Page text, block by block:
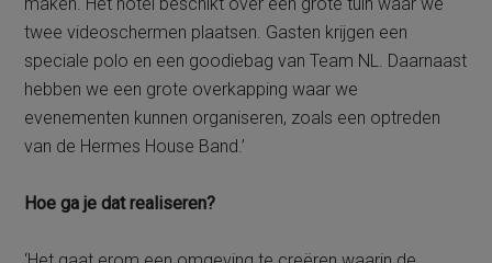
twee videoschermen plaatsen. Gasten krijgen een
speciale polo en een goodiebag van Team NL. Daarnaast
hebben we een grote overkapping waar we
evenementen kunnen organiseren, zoals een optreden
van de Hermes House Band.’
Hoe ga je dat realiseren?